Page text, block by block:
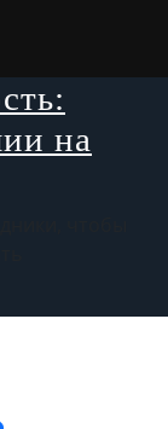
на